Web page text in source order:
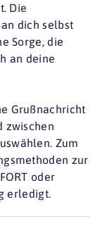
Die
dich selbst
Sorge, die
an deine
Grußnachricht
zwischen
Zum
zur
oder
erledigt.